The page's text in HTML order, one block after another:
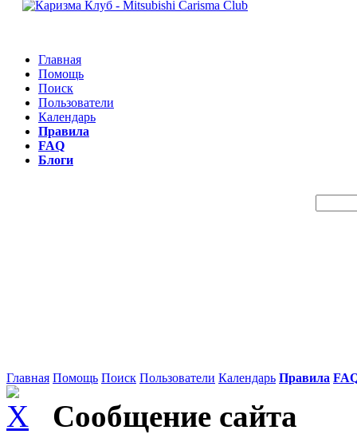
Главная
Помощь
Поиск
Пользователи
Календарь
Правила
FAQ
Блоги
Главная Помощь Поиск Пользователи Календарь Правила
Сообщение сайта